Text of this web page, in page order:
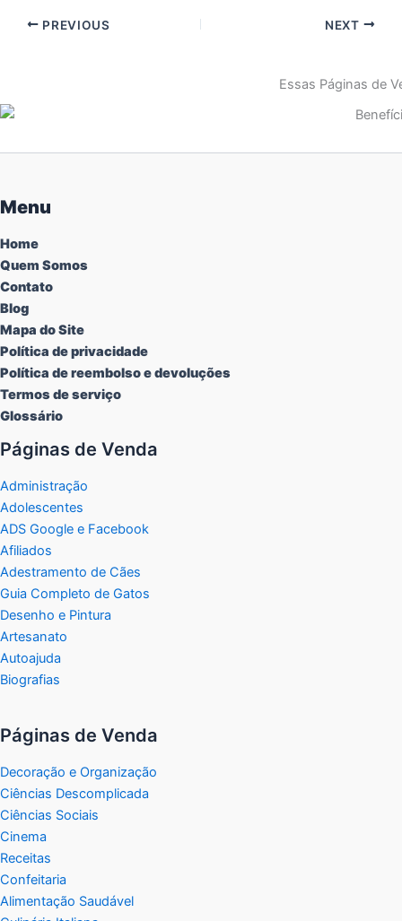
PREVIOUS NEXT
Essas Páginas de
Menu
Home
Quem Somos
Contato
Blog
Mapa do Site
Política de privacidade
Política de reembolso e devoluções
Termos de serviço
Glossário
Páginas de Venda
Administração
Adolescentes
ADS Google e Facebook
Afiliados
Adestramento de Cães
Guia Completo de Gatos
Desenho e Pintura
Artesanato
Autoajuda
Biografias
Páginas de Venda
Decoração e Organização
Ciências Descomplicada
Ciências Sociais
Cinema
Receitas
Confeitaria
Alimentação Saudável